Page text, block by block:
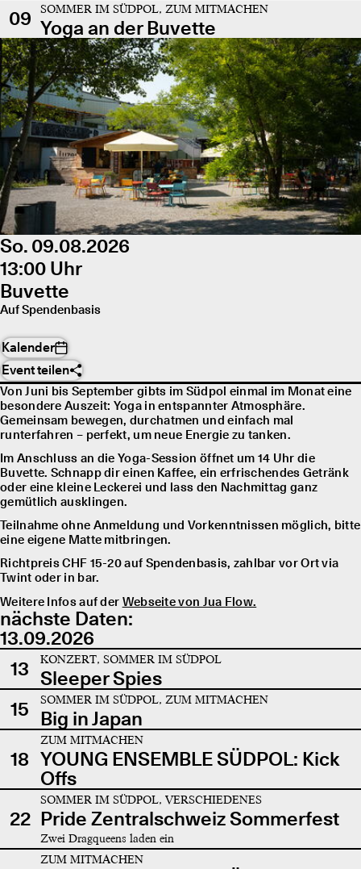
09
SOMMER IM SÜDPOL, ZUM MITMACHEN
Yoga an der Buvette
So. 09.08.2026
13:00 Uhr
Buvette
Auf Spendenbasis
Kalender
Event teilen
Von Juni bis September gibts im Südpol einmal im Monat eine
besondere Auszeit: Yoga in entspannter Atmosphäre.
Gemeinsam bewegen, durchatmen und einfach mal
runterfahren – perfekt, um neue Energie zu tanken.
Im Anschluss an die Yoga-Session öffnet um 14 Uhr die
Buvette. Schnapp dir einen Kaffee, ein erfrischendes Getränk
oder eine kleine Leckerei und lass den Nachmittag ganz
gemütlich ausklingen.
Teilnahme ohne Anmeldung und Vorkenntnissen möglich, bitte
eine eigene Matte mitbringen.
Richtpreis CHF 15-20 auf Spendenbasis, zahlbar vor Ort via
Twint oder in bar.
Weitere Infos auf der Webseite von Jua Flow.
nächste Daten:
13.09.2026
13
KONZERT, SOMMER IM SÜDPOL
Sleeper Spies
15
SOMMER IM SÜDPOL, ZUM MITMACHEN
Big in Japan
18
ZUM MITMACHEN
YOUNG ENSEMBLE SÜDPOL: Kick
Offs
22
SOMMER IM SÜDPOL, VERSCHIEDENES
Pride Zentralschweiz Sommerfest
Zwei Dragqueens laden ein
ZUM MITMACHEN